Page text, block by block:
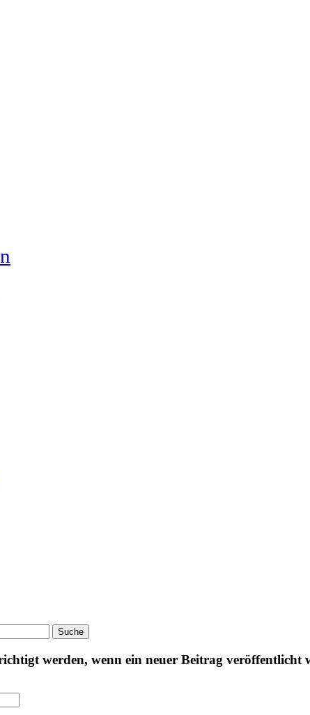
werden, wenn ein neuer Beitrag veröffentlicht